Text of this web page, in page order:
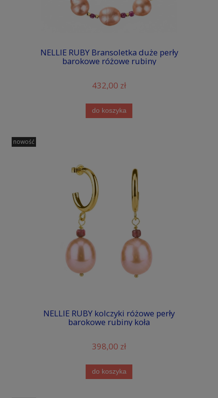
NELLIE RUBY Bransoletka duże perły
barokowe różowe rubiny
432,00 zł
do koszyka
NELLIE RUBY kolczyki różowe perły
barokowe rubiny koła
398,00 zł
do koszyka
nowość